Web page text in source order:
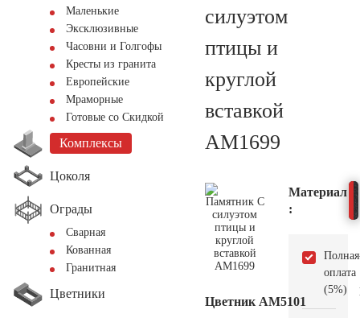
Маленькие
Эксклюзивные
Часовни и Голгофы
Кресты из гранита
Европейские
Мраморные
Готовые со Скидкой
Комплексы
Цоколя
Ограды
Сварная
Кованная
Гранитная
Цветники
силуэтом
птицы и
круглой
вставкой
AM1699
Цветник АМ5101
Материал
:
Полная
оплата
(5%)